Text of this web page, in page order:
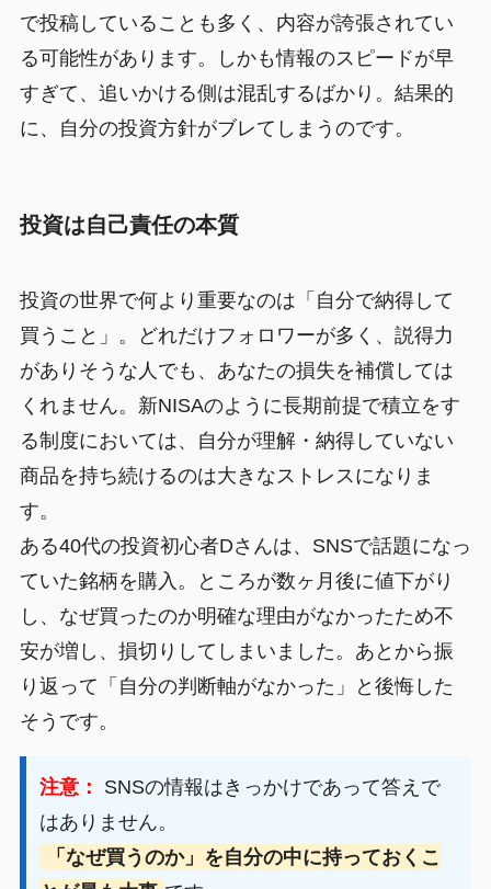
で投稿していることも多く、内容が誇張されてい
る可能性があります。しかも情報のスピードが早
すぎて、追いかける側は混乱するばかり。結果的
に、自分の投資方針がブレてしまうのです。
投資は自己責任の本質
投資の世界で何より重要なのは「自分で納得して
買うこと」。どれだけフォロワーが多く、説得力
がありそうな人でも、あなたの損失を補償しては
くれません。新NISAのように長期前提で積立をす
る制度においては、自分が理解・納得していない
商品を持ち続けるのは大きなストレスになりま
す。
ある40代の投資初心者Dさんは、SNSで話題になっ
ていた銘柄を購入。ところが数ヶ月後に値下がり
し、なぜ買ったのか明確な理由がなかったため不
安が増し、損切りしてしまいました。あとから振
り返って「自分の判断軸がなかった」と後悔した
そうです。
注意：
SNSの情報はきっかけであって答えで
はありません。
「なぜ買うのか」を自分の中に持っておくこ